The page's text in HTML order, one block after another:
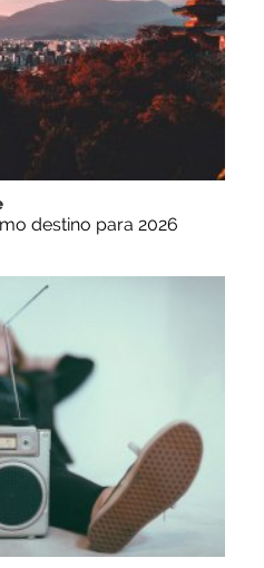
destino para 2026